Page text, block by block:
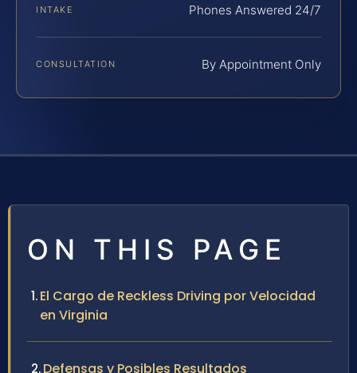
INTAKE Phones Answered 24/7
CONSULTATION By Appointment Only
ON THIS PAGE
El Cargo de Reckless Driving por Velocidad
en Virginia
Defensas y Posibles Resultados